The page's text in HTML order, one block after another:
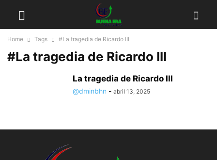
Home Tags #La tragedia de Ricardo III
#La tragedia de Ricardo III
La tragedia de Ricardo III
@dminbhn - abril 13, 2025